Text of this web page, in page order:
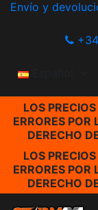
Envío y
Español
LOS
ERRORES POR
DERECHO
LOS
ERRORES POR
DERECHO